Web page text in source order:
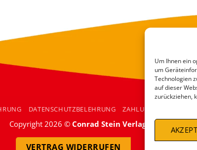
Um Ihnen ein
um
Technologien
auf dieser
zurückziehen,
DATENSCHUTZBELEHRUNG ZAHLUNGSARTEN
Copyright 2026 © Conrad Stein Verlag
VERTRAG WIDERRUFEN